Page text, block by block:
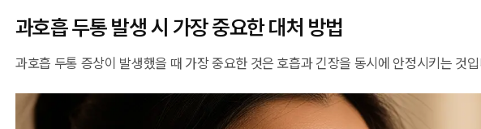
과호흡 두통 발생 시 가장 중요한 대처 방법
과호흡 두통 증상이 발생했을 때 가장 중요한 것은 호흡과 긴장을 동시에 안정시키는 것